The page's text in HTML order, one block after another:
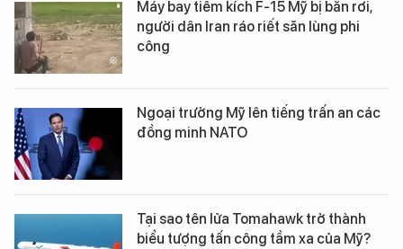
Máy bay tiêm kích F-15 Mỹ bị bắn rơi,
người dân Iran ráo riết săn lùng phi
công
Ngoại trưởng Mỹ lên tiếng trấn an các
đồng minh NATO
Tại sao tên lửa Tomahawk trở thành
biểu tượng tấn công tầm xa của Mỹ?